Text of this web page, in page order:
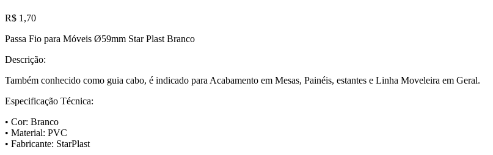
R$ 1,70
Passa Fio para Móveis Ø59mm Star Plast Branco
Descrição:
Também conhecido como guia cabo, é indicado para Acabamento em Mesas, Painéis, estantes e Linha Moveleira em Geral.
Especificação Técnica:
• Cor: Branco
• Material: PVC
• Fabricante: StarPlast